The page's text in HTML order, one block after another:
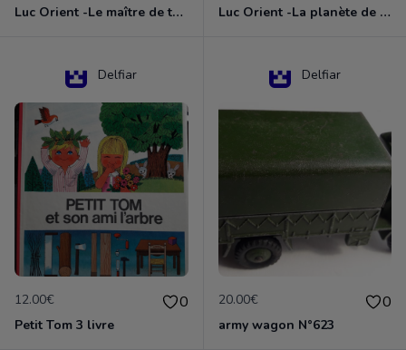
Luc Orient -Le maître de terango Luc Orient -La planète de l'angoisse
Delfiar
12.00€ 0
Petit Tom 3 livre
Delfiar
20.00€ 0
army wagon N°623